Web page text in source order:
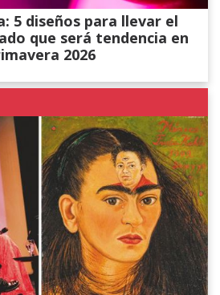
5 diseños para llevar el
que será tendencia en
2026